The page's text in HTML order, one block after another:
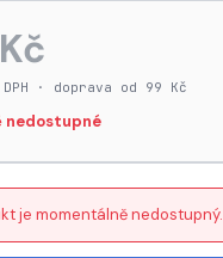
· doprava od 99 Kč
nedostupné
je momentálně nedostupný.